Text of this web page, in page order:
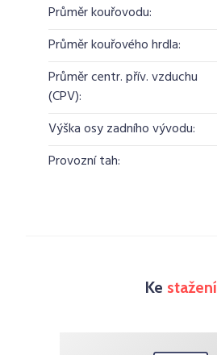
Průměr kouřovodu:
Průměr kouřového hrdla:
Průměr centr. přív. vzduchu
(CPV):
Výška osy zadního vývodu:
Provozní tah:
Ke stažení